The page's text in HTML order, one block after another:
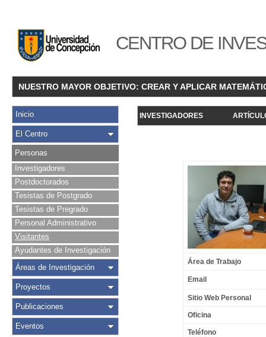
CENTRO DE
NUESTRO MAYOR OBJETIVO: CREAR Y APLICAR
Inicio
El Centro
Personas
Investigadores
Postdoctorados
Tesistas de Postgrado
Tesistas de Pregrado
Personal Administrativo
Visitantes
Ayudantes de Investigación
Áreas de Investigación
Proyectos
Publicaciones
Eventos
INVESTIGADORES
Área de Trabajo
Email
Sitio Web Personal
Oficina
Teléfono